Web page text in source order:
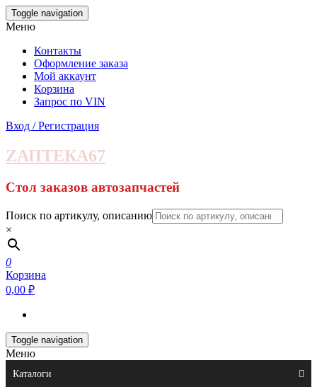
Skip
to
content
Toggle navigation
Меню
Контакты
Оформление заказа
Мой аккаунт
Корзина
Запрос по VIN
Вход / Регистрация
ZАПТЕКА67
Стол заказов автозапчастей
Поиск по артикулу, описанию
×
0
Корзина
0,00 ₽
Toggle navigation
Меню
Каталоги